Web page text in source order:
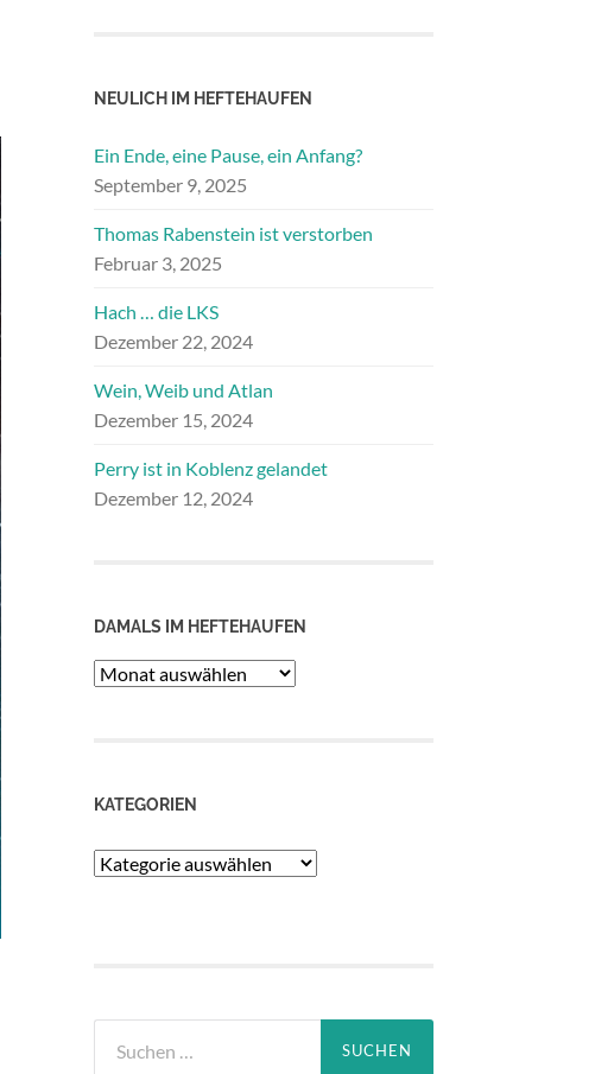
NEULICH IM HEFTEHAUFEN
Ein Ende, eine Pause, ein Anfang?
September 9, 2025
Thomas Rabenstein ist verstorben
Februar 3, 2025
Hach … die LKS
Dezember 22, 2024
Wein, Weib und Atlan
Dezember 15, 2024
Perry ist in Koblenz gelandet
Dezember 12, 2024
DAMALS IM HEFTEHAUFEN
Damals
KATEGORIEN
Kategorien
nach: